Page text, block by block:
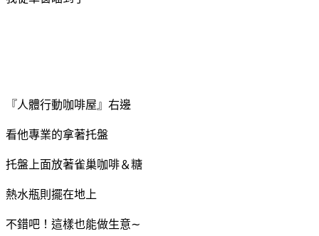
『人體行動咖啡屋』右邊
看他專業的拿著托盤
托盤上面放著雀巢咖啡＆糖
熱水瓶則擺在地上
不錯吧！這樣也能做生意∼